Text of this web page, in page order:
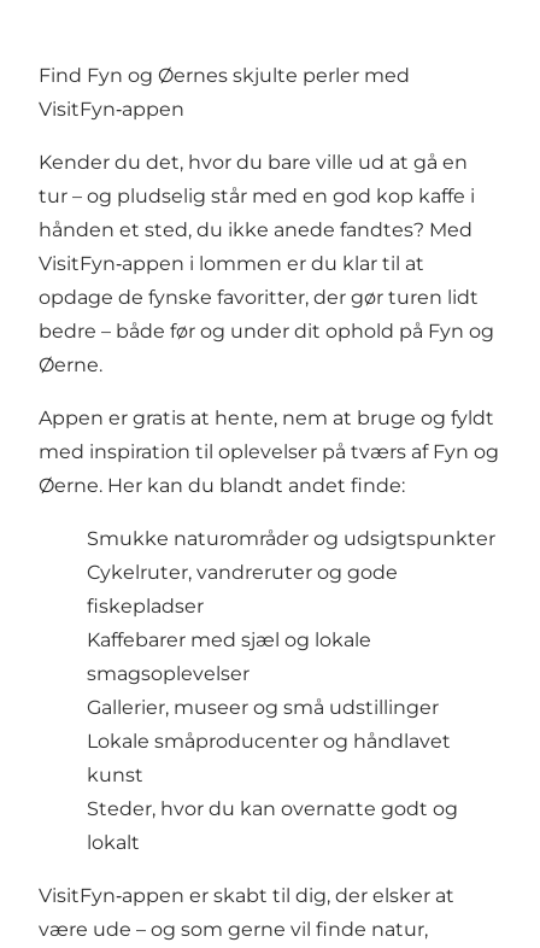
Find Fyn og Øernes skjulte perler med
VisitFyn‑appen
Kender du det, hvor du bare ville ud at gå en
tur – og pludselig står med en god kop kaffe i
hånden et sted, du ikke anede fandtes? Med
VisitFyn‑appen i lommen er du klar til at
opdage de fynske favoritter, der gør turen lidt
bedre – både før og under dit ophold på Fyn og
Øerne.
Appen er gratis at hente, nem at bruge og fyldt
med inspiration til oplevelser på tværs af Fyn og
Øerne. Her kan du blandt andet finde:
Smukke naturområder og udsigtspunkter
Cykelruter, vandreruter og gode
fiskepladser
Kaffebarer med sjæl og lokale
smagsoplevelser
Gallerier, museer og små udstillinger
Lokale småproducenter og håndlavet
kunst
Steder, hvor du kan overnatte godt og
lokalt
VisitFyn‑appen er skabt til dig, der elsker at
være ude – og som gerne vil finde natur,